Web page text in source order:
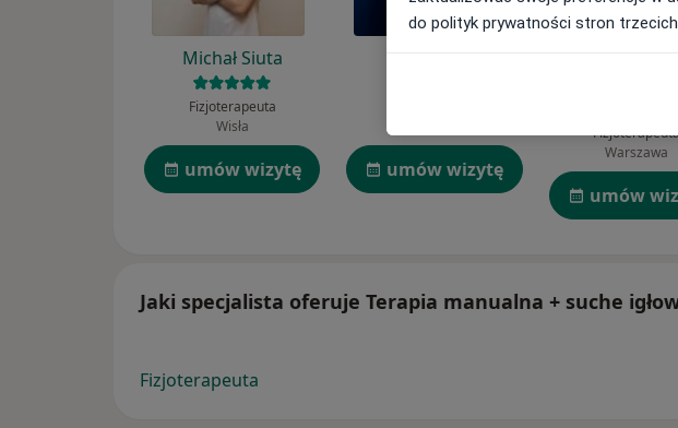
Michał Siuta
Fizjoterapeuta
Wisła
umów wizytę umów wizytę
Warszawa
umów
Jaki specjalista oferuje Terapia manualna + suche
Fizjoterapeuta
do polityk prywatności stron